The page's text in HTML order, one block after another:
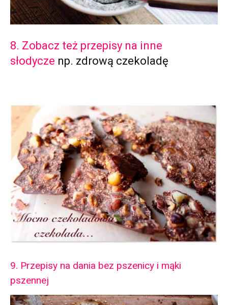
8. Zobacz też przepisy na inne
słodycze np. zdrową czekoladę
9. Przepisy na dania bez pszenicy i mąki
pszennej